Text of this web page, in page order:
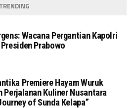
TRENDING
Wacana Pergantian Kapolri
Prabowo
Premiere Hayam Wuruk
Perjalanan Kuliner Nusantara
of Sunda Kelapa”